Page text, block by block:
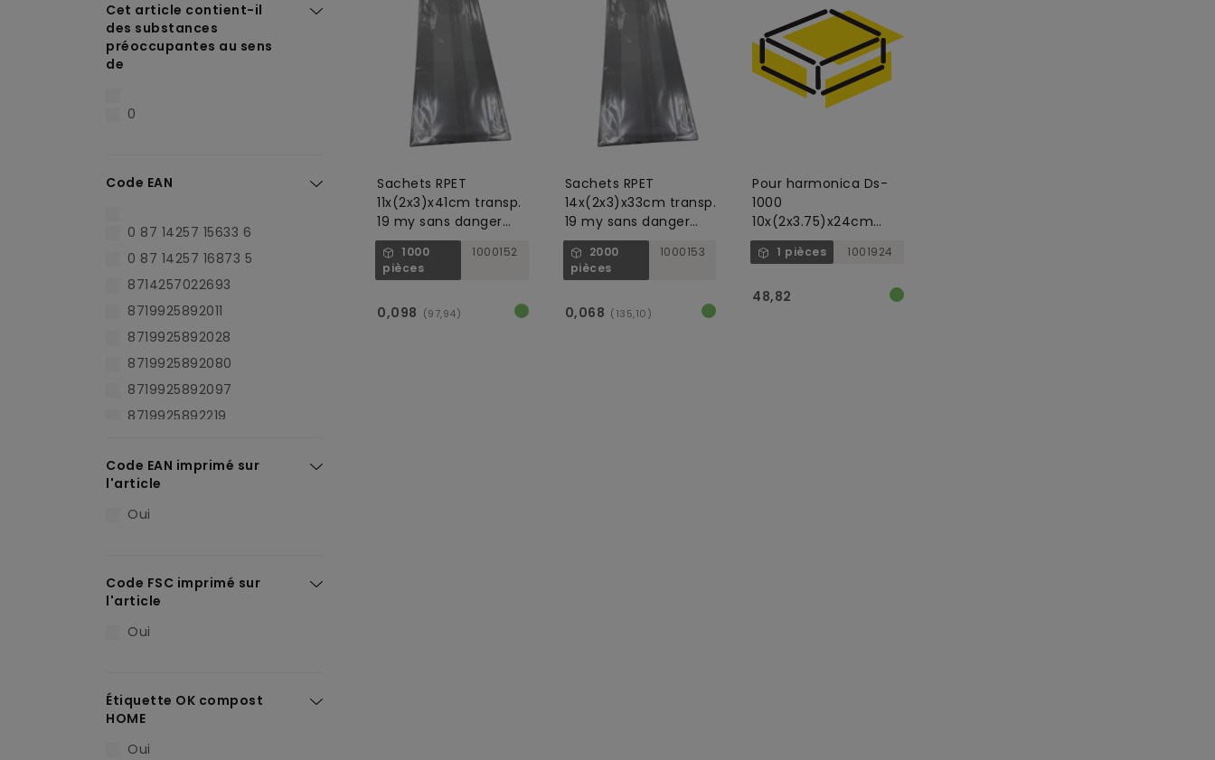
Cet article contient-il
des substances
préoccupantes au sens
de
0
Code EAN
0 87 14257 15633 6
0 87 14257 16873 5
8714257022693
8719925892011
8719925892028
8719925892080
8719925892097
8719925892219
8719925892257
Code EAN imprimé sur
l'article
Oui
Code FSC imprimé sur
l'article
Oui
Étiquette OK compost
HOME
Oui
Sachets RPET
11x(2x3)x41cm transp.
19 my sans danger
pour les aliments, non
perforé
1000
pièces
1000152
0,098 (97,94)
Sachets RPET
14x(2x3)x33cm transp.
19 my sans danger
pour les aliments, non
perforé
2000
pièces
1000153
0,068 (135,10)
Pour harmonica Ds-
1000
10x(2x3.75)x24cm
RPET, 23my,
transparent
1 pièces 1001924
48,82